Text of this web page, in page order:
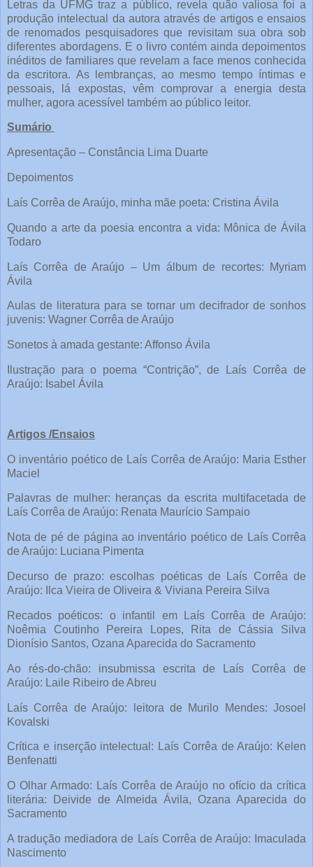
Letras da UFMG traz a público, revela quão valiosa foi a
produção intelectual da autora através de artigos e ensaios
de renomados pesquisadores que revisitam sua obra sob
diferentes abordagens. E o livro contém ainda depoimentos
inéditos de familiares que revelam a face menos conhecida
da escritora. As lembranças, ao mesmo tempo íntimas e
pessoais, lá expostas, vêm comprovar a energia desta
mulher, agora acessível também ao público leitor.
Sumário
Apresentação – Constância Lima Duarte
Depoimentos
Laís Corrêa de Araújo, minha mãe poeta: Cristina Ávila
Quando a arte da poesia encontra a vida: Mônica de Ávila
Todaro
Laís Corrêa de Araújo – Um álbum de recortes: Myriam
Ávila
Aulas de literatura para se tornar um decifrador de sonhos
juvenis: Wagner Corrêa de Araújo
Sonetos à amada gestante: Affonso Ávila
Ilustração para o poema “Contrição”, de Laís Corrêa de
Araújo: Isabel Ávila
Artigos /Ensaios
O inventário poético de Laís Corrêa de Araújo: Maria Esther
Maciel
Palavras de mulher: heranças da escrita multifacetada de
Laís Corrêa de Araújo: Renata Maurício Sampaio
Nota de pé de página ao inventário poético de Laís Corrêa
de Araújo: Luciana Pimenta
Decurso de prazo: escolhas poéticas de Laís Corrêa de
Araújo: Ilca Vieira de Oliveira & Viviana Pereira Silva
Recados poéticos: o infantil em Laís Corrêa de Araújo:
Noêmia Coutinho Pereira Lopes, Rita de Cássia Silva
Dionísio Santos, Ozana Aparecida do Sacramento
Ao rés-do-chão: insubmissa escrita de Laís Corrêa de
Araújo: Laile Ribeiro de Abreu
Laís Corrêa de Araújo: leitora de Murilo Mendes: Josoel
Kovalski
Crítica e inserção intelectual: Laís Corrêa de Araújo: Kelen
Benfenatti
O Olhar Armado: Laís Corrêa de Araújo no ofício da crítica
literária: Deivide de Almeida Ávila, Ozana Aparecida do
Sacramento
A tradução mediadora de Laís Corrêa de Araújo: Imaculada
Nascimento